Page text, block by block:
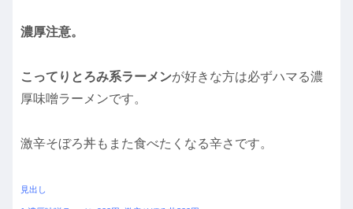
濃厚注意。
こってりとろみ系ラーメンが好きな方は必ずハマる濃
厚味噌ラーメンです。
激辛そぼろ丼もまた食べたくなる辛さです。
見出し